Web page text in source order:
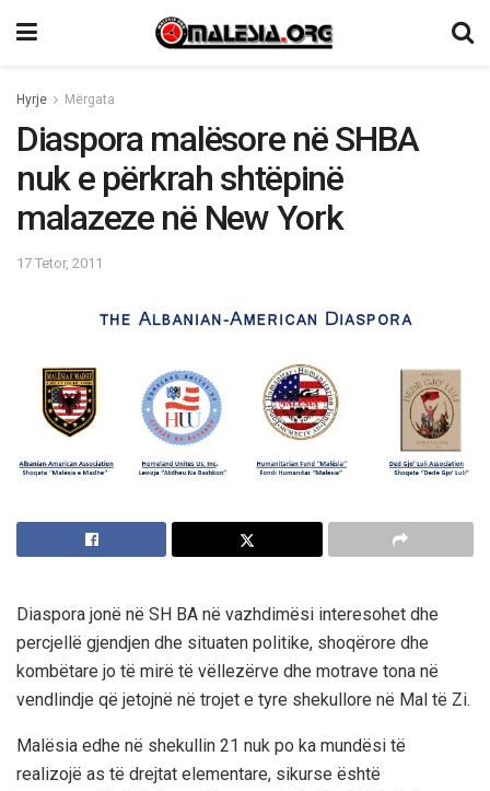
Hyrje Mërgata
Diaspora malësore në SHBA
nuk e përkrah shtëpinë
malazeze në New York
17 Tetor, 2011
Diaspora jonë në SH BA në vazhdimësi interesohet dhe
percjellë gjendjen dhe situaten politike, shoqërore dhe
kombëtare jo të mirë të vëllezërve dhe motrave tona në
vendlindje që jetojnë në trojet e tyre shekullore në Mal të Zi.
Malësia edhe në shekullin 21 nuk po ka mundësi të
realizojë as të drejtat elementare, sikurse është